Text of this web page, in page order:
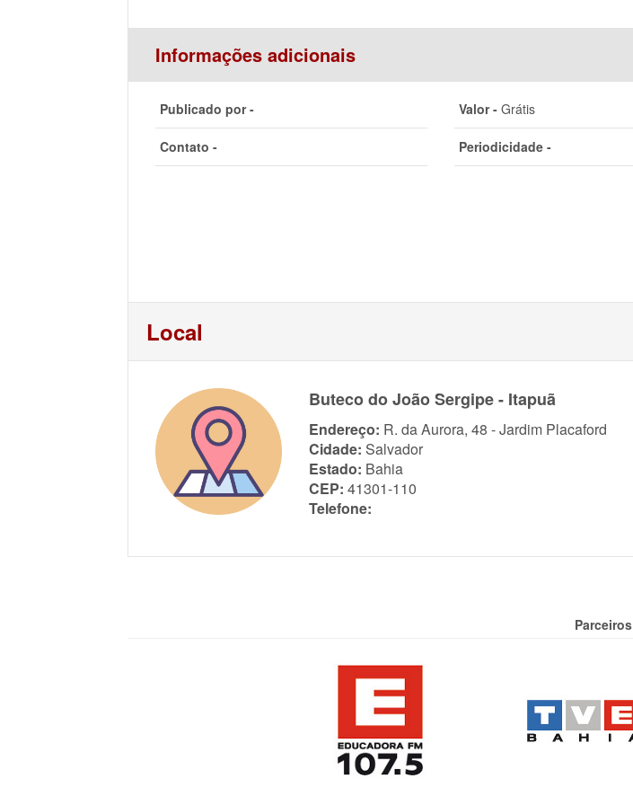
Informações adicionais
Publicado por - Valor -Grátis
Contato - Periodicidade -
Local
Buteco do João Sergipe - Itapuã
Endereço: R. da Aurora, 48 - Jardim Placaford
Cidade: Salvador
Estado: Bahia
CEP: 41301-110
Telefone:
Parceiros